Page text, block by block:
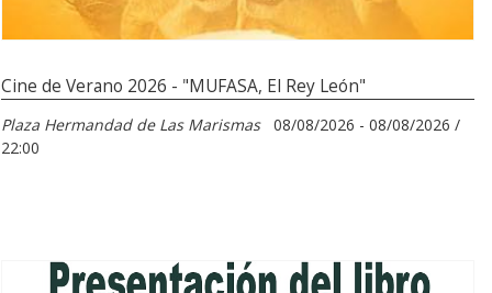
Cine de Verano 2026 - "MUFASA, El Rey León"
Plaza Hermandad de Las Marismas 08/08/2026 - 08/08/2026 /
22:00